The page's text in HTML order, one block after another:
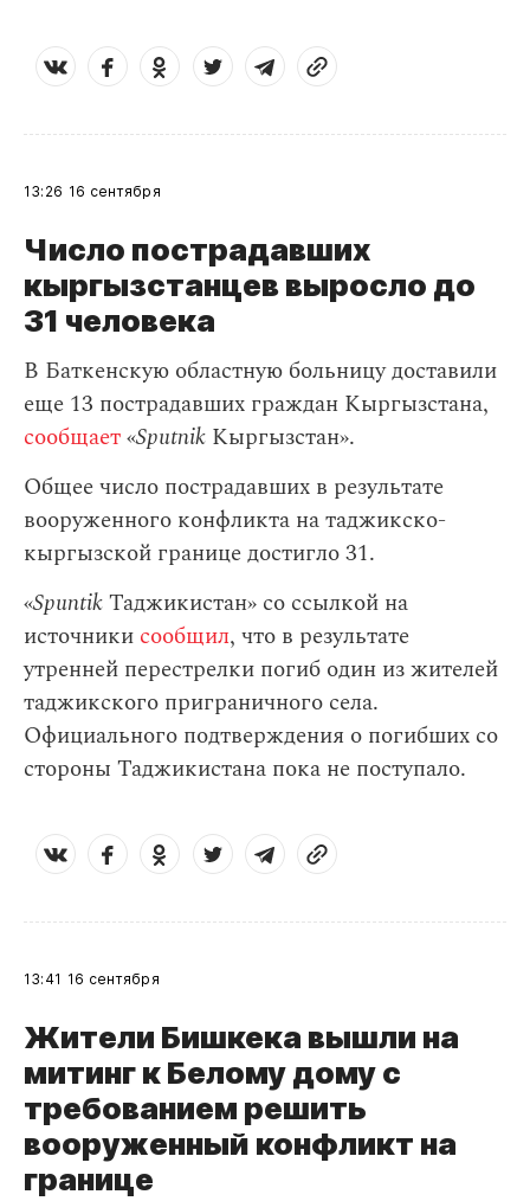
13:26 16 сентября
Число пострадавших
кыргызстанцев выросло до
31 человека
В Баткенскую областную больницу доставили
еще 13 пострадавших граждан Кыргызстана,
сообщает«Sputnik Кыргызстан».
Общее число пострадавших в результате
вооруженного конфликта на таджикско-
кыргызской границе достигло 31.
«SpuntikТаджикистан» со ссылкой на
источники сообщил, что в результате
утренней перестрелки погиб один из жителей
таджикского приграничного села.
Официального подтверждения о погибших со
стороны Таджикистана пока не поступало.
13:41 16 сентября
Жители Бишкека вышли на
митинг к Белому дому с
требованием решить
вооруженный конфликт на
границе